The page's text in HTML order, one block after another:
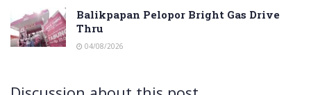
Balikpapan Pelopor Bright Gas Drive
Thru
04/08/2026